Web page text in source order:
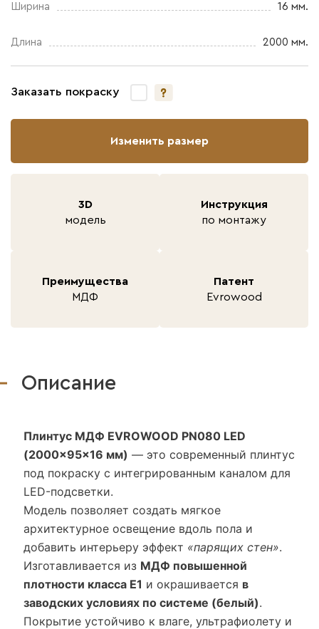
Ширина 16 мм.
Длина 2000 мм.
Заказать покраску
Изменить размер
3D
модель
Инструкция
по монтажу
Преимущества
МДФ
Патент
Evrowood
Описание
Плинтус МДФ EVROWOOD PN080 LED
(2000×95×16 мм) — это современный плинтус
под покраску с интегрированным каналом для
LED-подсветки.
Модель позволяет создать мягкое
архитектурное освещение вдоль пола и
добавить интерьеру эффект «парящих стен».
Изготавливается из МДФ повышенной
плотности класса Е1 и окрашивается в
заводских условиях по системе (белый).
Покрытие устойчиво к влаге, ультрафиолету и